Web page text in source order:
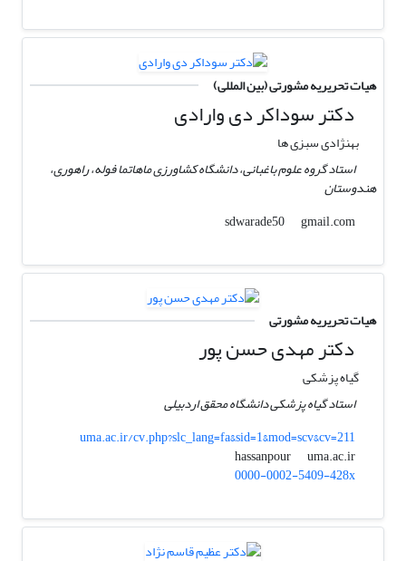
هیات تحریریه مشورتی (بین المللی)
دکتر سوداکر دی وارادی
بهنژادی سبزی ها
استاد گروه علوم باغبانی، دانشگاه کشاورزی ماهاتما فوله، راهوری،
هندوستان
sdwarade50
gmail.com
هیات تحریریه مشورتی
دکتر مهدی حسن پور
گیاه پزشکی
استاد گیاه پزشکی دانشگاه محقق اردبیلی
uma.ac.ir/cv.php?slc_lang=fa&sid=1&mod=scv&cv=211
hassanpour
uma.ac.ir
0000-0002-5409-428x